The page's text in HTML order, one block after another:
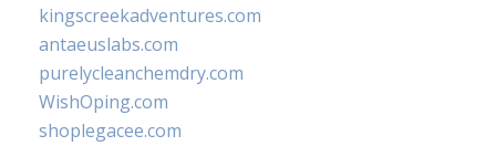
kingscreekadventures.com
antaeuslabs.com
purelycleanchemdry.com
WishOping.com
shoplegacee.com